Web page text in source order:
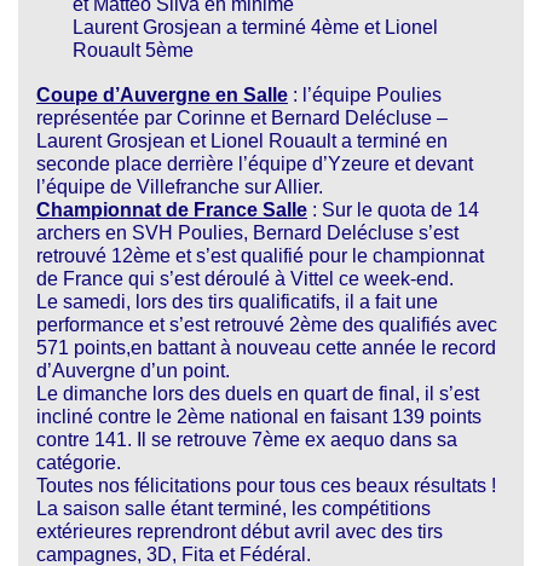
et Mattéo Silva en minime
Laurent Grosjean a terminé 4ème et Lionel
Rouault 5ème
Coupe d’Auvergne en Salle : l’équipe Poulies
représentée par Corinne et Bernard Delécluse –
Laurent Grosjean et Lionel Rouault a terminé en
seconde place derrière l’équipe d’Yzeure et devant
l’équipe de Villefranche sur Allier.
Championnat de France Salle : Sur le quota de 14
archers en SVH Poulies, Bernard Delécluse s’est
retrouvé 12ème et s’est qualifié pour le championnat
de France qui s’est déroulé à Vittel ce week-end.
Le samedi, lors des tirs qualificatifs, il a fait une
performance et s’est retrouvé 2ème des qualifiés avec
571 points,en battant à nouveau cette année le record
d’Auvergne d’un point.
Le dimanche lors des duels en quart de final, il s’est
incliné contre le 2ème national en faisant 139 points
contre 141. Il se retrouve 7ème ex aequo dans sa
catégorie.
Toutes nos félicitations pour tous ces beaux résultats !
La saison salle étant terminé, les compétitions
extérieures reprendront début avril avec des tirs
campagnes, 3D, Fita et Fédéral.